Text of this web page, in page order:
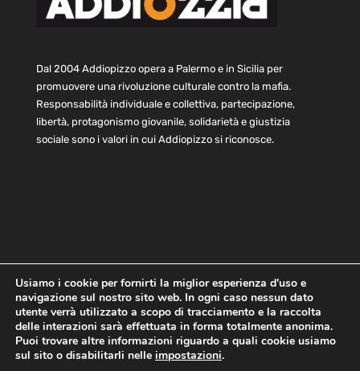
Dal 2004 Addiopizzo opera a Palermo e in Sicilia per
promuovere una rivoluzione culturale contro la mafia.
Responsabilità individuale e collettiva, partecipazione,
libertà, protagonismo giovanile, solidarietà e giustizia
sociale sono i valori in cui Addiopizzo si riconosce.
Home Statuto e bilancio
Contatti
Privacy
Cookie Child Protection Policy
Usiamo i cookie per fornirti la miglior esperienza d'uso e
navigazione sul nostro sito web. In ogni caso nessun dato
utente verrà utilizzato a scopo di tracciamento e la raccolta
delle interazioni sarà effettuata in forma totalmente anonima.
Puoi trovare altre informazioni riguardo a quali cookie usiamo
sul sito o disabilitarli nelle impostazioni.